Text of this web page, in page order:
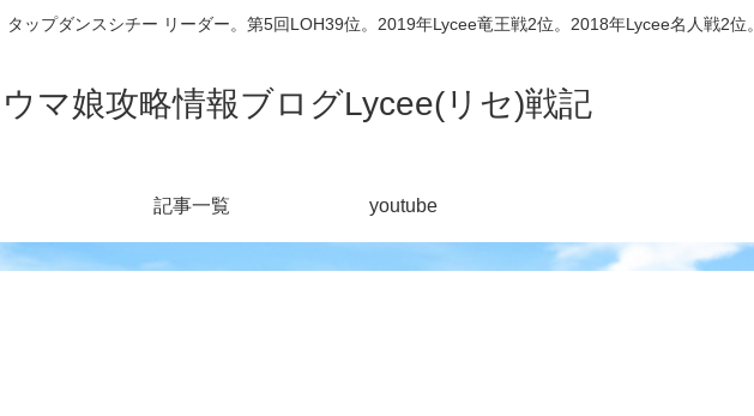
ップダンスシチー リーダー。第5回LOH39位。2019年Lycee竜王戦2位。2018年Lycee名人戦2位
ウマ娘攻略情報ブログLycee(リセ)戦記
記事一覧 youtube